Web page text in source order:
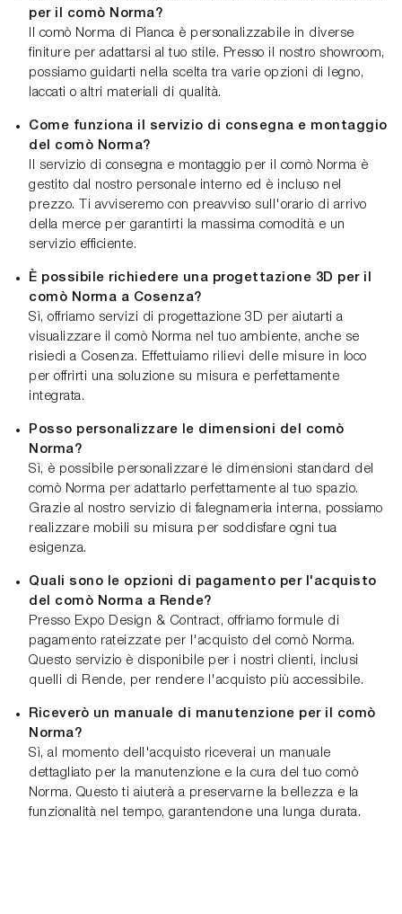
per il comò Norma?
Il comò Norma di Pianca è personalizzabile in diverse
finiture per adattarsi al tuo stile. Presso il nostro showroom,
possiamo guidarti nella scelta tra varie opzioni di legno,
laccati o altri materiali di qualità.
Come funziona il servizio di consegna e montaggio
del comò Norma?
Il servizio di consegna e montaggio per il comò Norma è
gestito dal nostro personale interno ed è incluso nel
prezzo. Ti avviseremo con preavviso sull'orario di arrivo
della merce per garantirti la massima comodità e un
servizio efficiente.
È possibile richiedere una progettazione 3D per il
comò Norma a Cosenza?
Sì, offriamo servizi di progettazione 3D per aiutarti a
visualizzare il comò Norma nel tuo ambiente, anche se
risiedi a Cosenza. Effettuiamo rilievi delle misure in loco
per offrirti una soluzione su misura e perfettamente
integrata.
Posso personalizzare le dimensioni del comò
Norma?
Sì, è possibile personalizzare le dimensioni standard del
comò Norma per adattarlo perfettamente al tuo spazio.
Grazie al nostro servizio di falegnameria interna, possiamo
realizzare mobili su misura per soddisfare ogni tua
esigenza.
Quali sono le opzioni di pagamento per l'acquisto
del comò Norma a Rende?
Presso Expo Design & Contract, offriamo formule di
pagamento rateizzate per l'acquisto del comò Norma.
Questo servizio è disponibile per i nostri clienti, inclusi
quelli di Rende, per rendere l'acquisto più accessibile.
Riceverò un manuale di manutenzione per il comò
Norma?
Sì, al momento dell'acquisto riceverai un manuale
dettagliato per la manutenzione e la cura del tuo comò
Norma. Questo ti aiuterà a preservarne la bellezza e la
funzionalità nel tempo, garantendone una lunga durata.